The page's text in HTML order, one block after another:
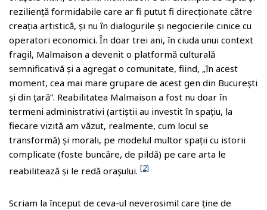
reziliență formidabile care ar fi putut fi direcționate către
creația artistică, și nu în dialogurile și negocierile cinice cu
operatori economici. În doar trei ani, în ciuda unui context
fragil, Malmaison a devenit o platformă culturală
semnificativă și a agregat o comunitate, fiind, „în acest
moment, cea mai mare grupare de acest gen din București
și din țară”. Reabilitatea Malmaison a fost nu doar în
termeni administrativi (artiștii au investit în spațiu, la
fiecare vizită am văzut, realmente, cum locul se
transformă) și morali, pe modelul multor spații cu istorii
complicate (foste buncăre, de pildă) pe care arta le
reabilitează și le redă orașului. [2]
Scriam la început de ceva-ul neverosimil care ține de